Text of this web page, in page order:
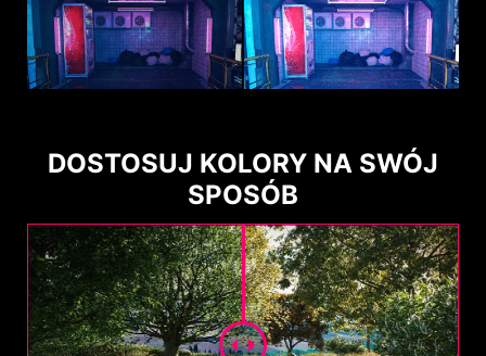
DOSTOSUJ KOLORY NA SWÓJ
SPOSÓB